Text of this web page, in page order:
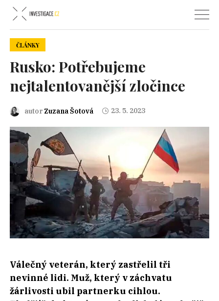
ČLÁNKY
Rusko: Potřebujeme
nejtalentovanější zločince
autor Zuzana Šotová 23. 5. 2023
Válečný veterán, který zastřelil tři
nevinné lidi. Muž, který v záchvatu
žárlivosti ubil partnerku cihlou.